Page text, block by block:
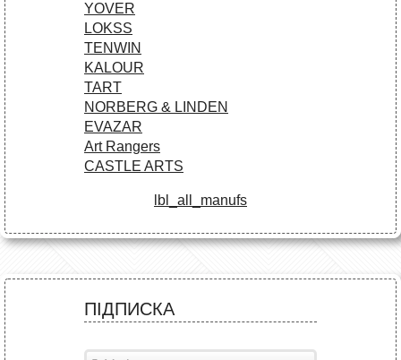
YOVER
LOKSS
TENWIN
KALOUR
TART
NORBERG & LINDEN
EVAZAR
Art Rangers
CASTLE ARTS
lbl_all_manufs
ПІДПИСКА